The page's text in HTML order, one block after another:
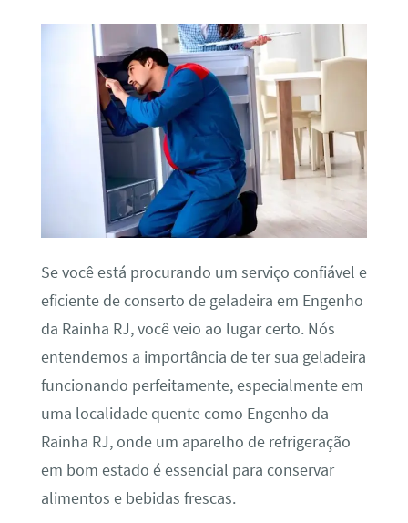
Se você está procurando um serviço confiável e
eficiente de conserto de geladeira em Engenho
da Rainha RJ, você veio ao lugar certo. Nós
entendemos a importância de ter sua geladeira
funcionando perfeitamente, especialmente em
uma localidade quente como Engenho da
Rainha RJ, onde um aparelho de refrigeração
em bom estado é essencial para conservar
alimentos e bebidas frescas.